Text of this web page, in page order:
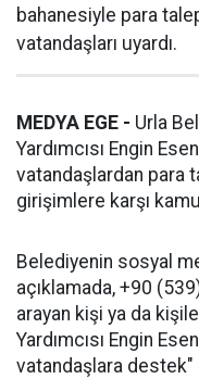
bahanesiyle para
vatandaşları uyardı.
MEDYA EGE - Urla
Yardımcısı Engin
vatandaşlardan para
girişimlere karşı
Belediyenin sosyal
açıklamada, +90
arayan kişi ya da
Yardımcısı Engin
vatandaşlara destek"